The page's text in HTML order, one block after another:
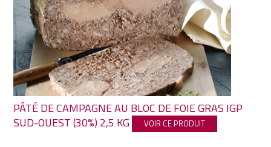
PÂTÉ DE CAMPAGNE AU BLOC DE FOIE GRAS IGP
SUD-OUEST (30%) 2,5 KG
VOIR CE PRODUIT